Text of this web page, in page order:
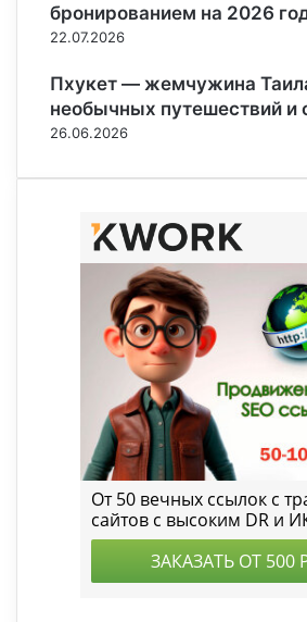
бронированием на 2026
22.07.2026
Пхукет — жемчужина
необычных путешествий и
26.06.2026